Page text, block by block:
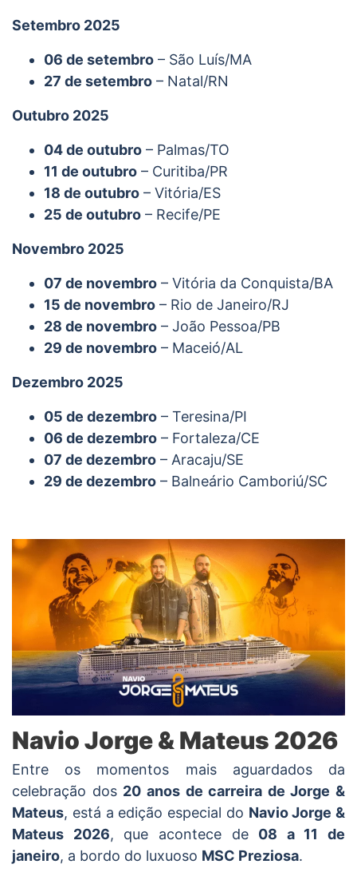
Setembro 2025
06 de setembro – São Luís/MA
27 de setembro – Natal/RN
Outubro 2025
04 de outubro – Palmas/TO
11 de outubro – Curitiba/PR
18 de outubro – Vitória/ES
25 de outubro – Recife/PE
Novembro 2025
07 de novembro – Vitória da Conquista/BA
15 de novembro – Rio de Janeiro/RJ
28 de novembro – João Pessoa/PB
29 de novembro – Maceió/AL
Dezembro 2025
05 de dezembro – Teresina/PI
06 de dezembro – Fortaleza/CE
07 de dezembro – Aracaju/SE
29 de dezembro – Balneário Camboriú/SC
Navio Jorge & Mateus 2026
Entre os momentos mais aguardados da
celebração dos 20 anos de carreira de Jorge &
Mateus, está a edição especial do Navio Jorge &
Mateus 2026, que acontece de 08 a 11 de
janeiro, a bordo do luxuoso MSC Preziosa.